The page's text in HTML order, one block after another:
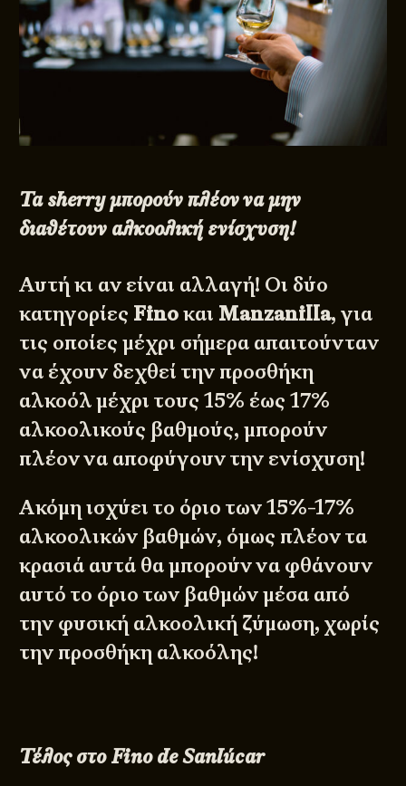
Τα sherry μπορούν πλέον να μην
διαθέτουν αλκοολική ενίσχυση!
Αυτή κι αν είναι αλλαγή! Οι δύο
κατηγορίες Finoκαι Manzanilla, για
τις οποίες μέχρι σήμερα απαιτούνταν
να έχουν δεχθεί την προσθήκη
αλκοόλ μέχρι τους 15% έως 17%
αλκοολικούς βαθμούς, μπορούν
πλέον να αποφύγουν την ενίσχυση!
Ακόμη ισχύει το όριο των 15%-17%
αλκοολικών βαθμών, όμως πλέον τα
κρασιά αυτά θα μπορούν να φθάνουν
αυτό το όριο των βαθμών μέσα από
την φυσική αλκοολική ζύμωση, χωρίς
την προσθήκη αλκοόλης!
Τέλος στο Fino de Sanlúcar